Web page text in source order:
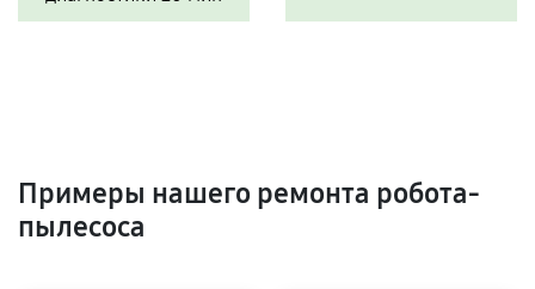
Примеры нашего ремонта робота-
пылесоса